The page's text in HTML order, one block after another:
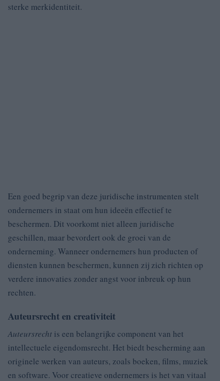
sterke merkidentiteit.
Een goed begrip van deze juridische instrumenten stelt
ondernemers in staat om hun ideeën effectief te
beschermen. Dit voorkomt niet alleen juridische
geschillen, maar bevordert ook de groei van de
onderneming. Wanneer ondernemers hun producten of
diensten kunnen beschermen, kunnen zij zich richten op
verdere innovaties zonder angst voor inbreuk op hun
rechten.
Auteursrecht en creativiteit
Auteursrecht is een belangrijke component van het
intellectuele eigendomsrecht. Het biedt bescherming aan
originele werken van auteurs, zoals boeken, films, muziek
en software. Voor creatieve ondernemers is het van vitaal